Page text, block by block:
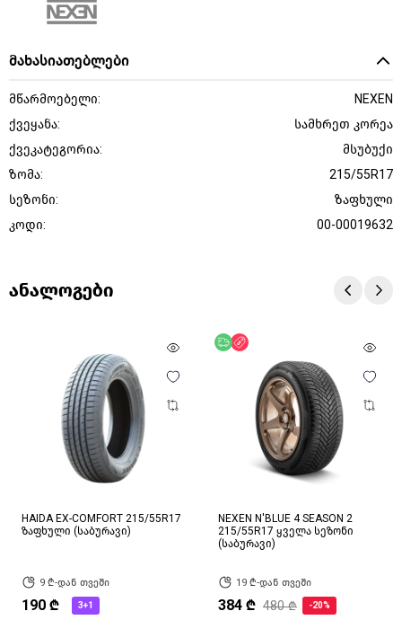
მახასიათებლები
მწარმოებელი:
NEXEN
ქვეყანა:
სამხრეთ კორეა
ქვეკატეგორია:
მსუბუქი
ზომა:
215/55R17
სეზონი:
ზაფხული
კოდი:
00-00019632
ანალოგები
HAIDA EX-COMFORT 215/55R17
ზაფხული (საბურავი)
9 ₾-დან თვეში
190 ₾ 3+1
უფასო მიწოდება
NEXEN N'BLUE 4 SEASON 2
215/55R17 ყველა სეზონი
(საბურავი)
19 ₾-დან თვეში
384 ₾ 480 ₾ -20%